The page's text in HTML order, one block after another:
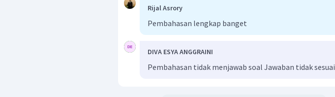
Rijal Asrory
Pembahasan lengkap banget
DIVA ESYA ANGGRAINI
Pembahasan tidak menjawab soal Jawaban tidak sesuai